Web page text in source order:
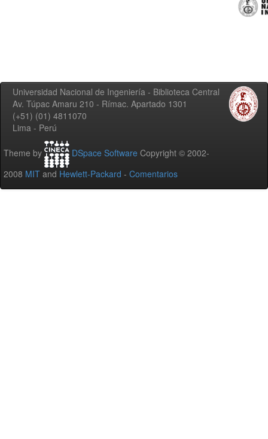
Universidad Nacional de Ingeniería - Biblioteca Central
Av. Túpac Amaru 210 - Rímac. Apartado 1301
(+51) (01) 4811070
Lima - Perú
Theme by DSpace Software Copyright © 2002-
2008 MIT and Hewlett-Packard - Comentarios